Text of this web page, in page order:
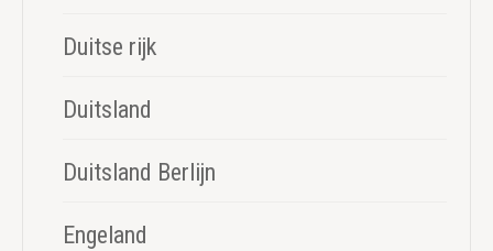
Duitse rijk
Duitsland
Duitsland Berlijn
Engeland